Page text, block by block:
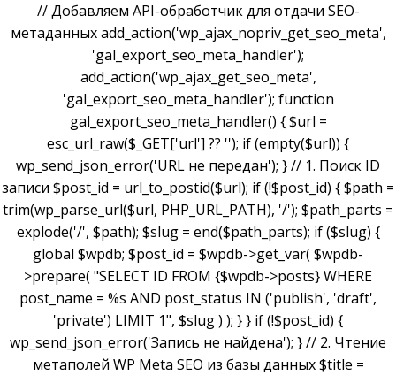
// Добавляем API-обработчик для отдачи SEO-
метаданных add_action('wp_ajax_nopriv_get_seo_meta',
'gal_export_seo_meta_handler');
add_action('wp_ajax_get_seo_meta',
'gal_export_seo_meta_handler'); function
gal_export_seo_meta_handler() { $url =
esc_url_raw($_GET['url'] ?? ''); if (empty($url)) {
wp_send_json_error('URL не передан'); } // 1. Поиск ID
записи $post_id = url_to_postid($url); if (!$post_id) { $path =
trim(wp_parse_url($url, PHP_URL_PATH), '/'); $path_parts =
explode('/', $path); $slug = end($path_parts); if ($slug) {
global $wpdb; $post_id = $wpdb->get_var( $wpdb-
>prepare( "SELECT ID FROM {$wpdb->posts} WHERE
post_name = %s AND post_status IN ('publish', 'draft',
'private') LIMIT 1", $slug ) ); } } if (!$post_id) {
wp_send_json_error('Запись не найдена'); } // 2. Чтение
метаполей WP Meta SEO из базы данных $title =